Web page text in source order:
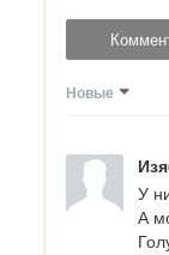
Новые
У
А